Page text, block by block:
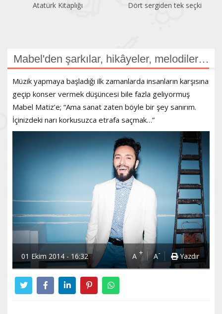
Atatürk Kitaplığı Dört sergiden tek seçki
Mabel'den şarkılar, hikâyeler, melodiler…
Müzik yapmaya başladığı ilk zamanlarda insanların karşısına
geçip konser vermek düşüncesi bile fazla geliyormuş
Mabel Matiz’e; “Ama sanat zaten böyle bir şey sanırım.
İçinizdeki narı korkusuzca etrafa saçmak…”
01 Ekim 2014 - 16:32 A + A- Yazdır